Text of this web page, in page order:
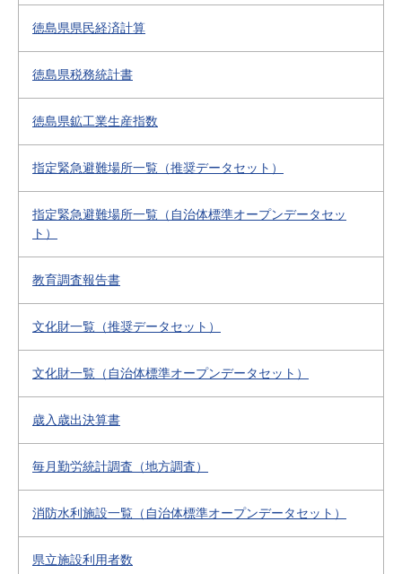
徳島県県民経済計算
徳島県税務統計書
徳島県鉱工業生産指数
指定緊急避難場所一覧（推奨データセット）
指定緊急避難場所一覧（自治体標準オープンデータセッ
ト）
教育調査報告書
文化財一覧（推奨データセット）
文化財一覧（自治体標準オープンデータセット）
歳入歳出決算書
毎月勤労統計調査（地方調査）
消防水利施設一覧（自治体標準オープンデータセット）
県立施設利用者数